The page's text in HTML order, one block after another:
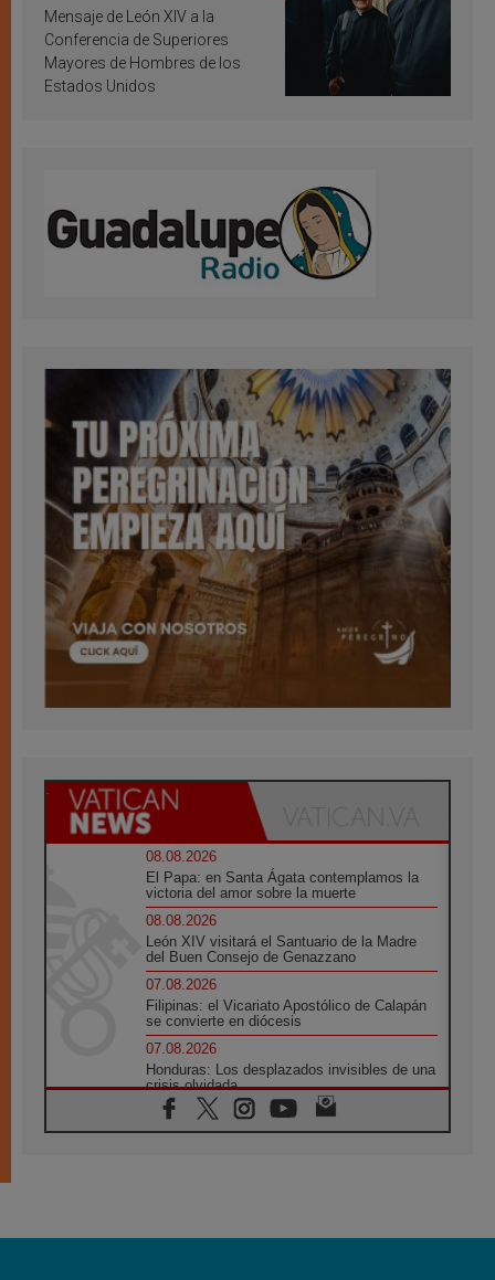
inspiración y santificación
Mensaje de León XIV a la
Conferencia de Superiores
Mayores de Hombres de los
Estados Unidos
08.08.2026
El Papa: en Santa Ágata contemplamos la
victoria del amor sobre la muerte
08.08.2026
León XIV visitará el Santuario de la Madre
del Buen Consejo de Genazzano
07.08.2026
Filipinas: el Vicariato Apostólico de Calapán
se convierte en diócesis
07.08.2026
Honduras: Los desplazados invisibles de una
crisis olvidada
07.08.2026
Bokalic: "En Argentina el Papa León señalará
07.08.2026